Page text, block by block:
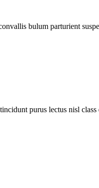
bulum parturient
purus lectus nisl